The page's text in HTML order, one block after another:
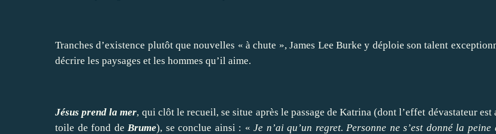
Tranches d’existence plutôt que nouvelles « à chute », James Lee Burke y déploie son talent
décrire les paysages et les hommes qu’il aime.
Jésus prend la mer, qui clôt le recueil, se situe après le passage de Katrina (dont l’effet dévastateur est
toile de fond de Brume), se conclue ainsi : «Je n’ai qu’un regret. Personne ne s’est donné la peine